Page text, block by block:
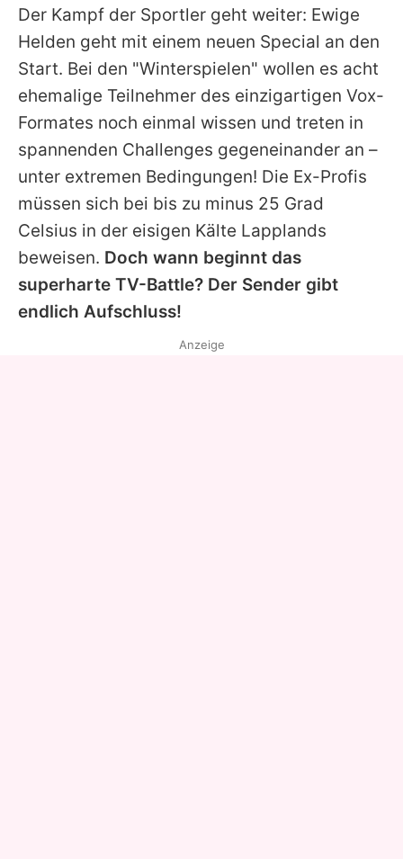
Impressum
Datenschutzerklärung
Nutzungsbedingungen
Utiq verwalten
Der Kampf der Sportler geht weiter: Ewige
Helden geht mit einem neuen Special an den
Start. Bei den "Winterspielen" wollen es acht
ehemalige Teilnehmer des einzigartigen Vox-
Formates noch einmal wissen und treten in
spannenden Challenges gegeneinander an –
unter extremen Bedingungen! Die Ex-Profis
müssen sich bei bis zu minus 25 Grad
Celsius in der eisigen Kälte Lapplands
beweisen. Doch wann beginnt das
superharte TV-Battle? Der Sender gibt
endlich Aufschluss!
Anzeige